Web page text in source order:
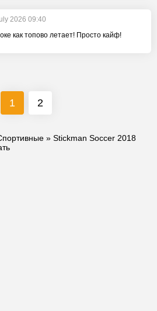
2026 09:40
как топово летает! Просто кайф!
1 2
» Stickman Soccer 2018